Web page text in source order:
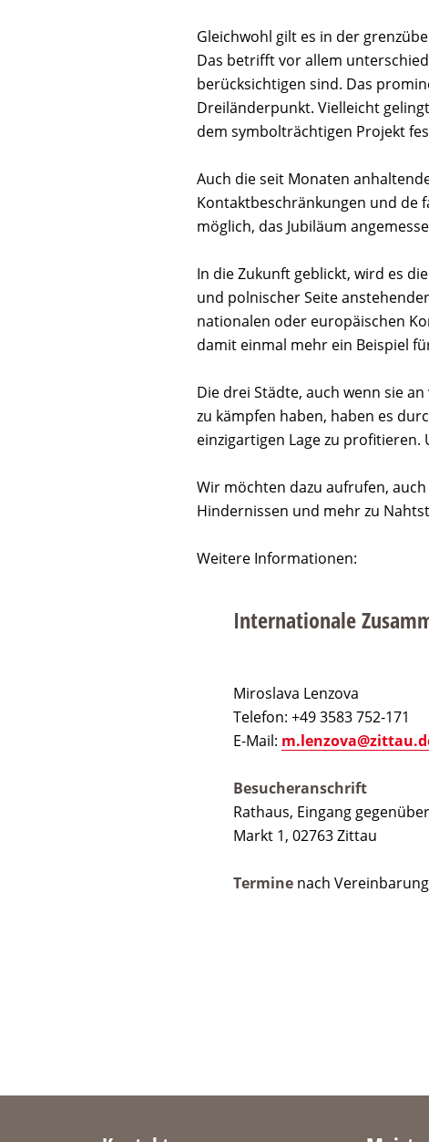
Gleichwohl gilt es in der
Das betrifft vor allem
berücksichtigen sind. Das
Dreiländerpunkt. Vielleicht
dem symbolträchtigen Projekt
Auch die seit Monaten
Kontaktbeschränkungen und de
möglich, das Jubiläum
In die Zukunft geblickt, wird es
und polnischer Seite
nationalen oder europäischen
damit einmal mehr ein Beispiel
Die drei Städte, auch wenn sie
zu kämpfen haben, haben es
einzigartigen Lage zu
Wir möchten dazu aufrufen,
Hindernissen und mehr zu
Weitere Informationen:
Internationale
Miroslava Lenzova
Telefon: +49 3583 752-171
E-Mail:
Besucheranschrift
Rathaus, Eingang
Markt 1, 02763 Zittau
Termine nach